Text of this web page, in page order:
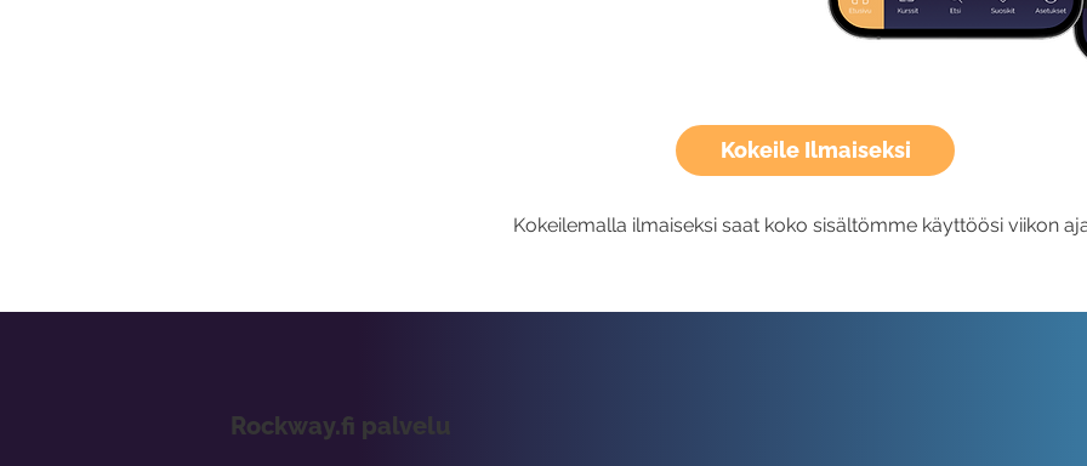
Kokeile Ilmaiseksi
Kokeilemalla ilmaiseksi saat koko sisältömme käyttöösi viikon
Rockway.fi palvelu